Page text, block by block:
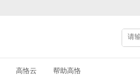
高恪云 帮助高恪